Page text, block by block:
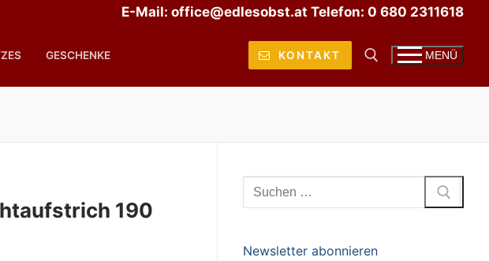
E-Mail: office@edlesobst.at Telefon: 0 680 2311618
GESCHENKE KONTAKT MENÜ
190
Suchen
nach:
Newsletter abonnieren